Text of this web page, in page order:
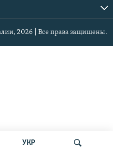
УКР
2026 | Все права защищены.